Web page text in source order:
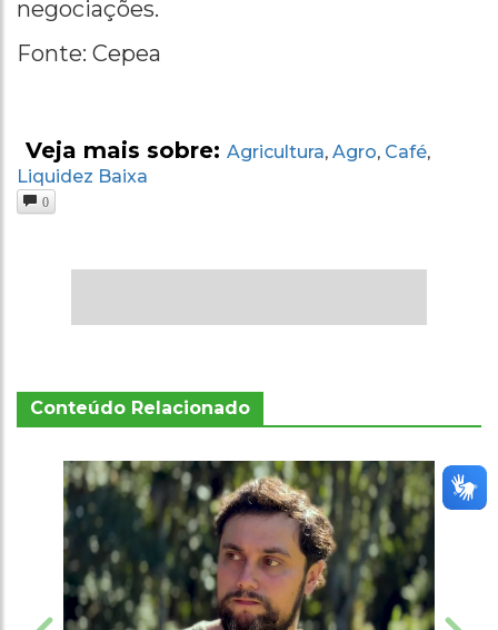
negociações.
Fonte: Cepea
Veja mais sobre: Agricultura, Agro, Café,
Liquidez Baixa
0
Conteúdo Relacionado